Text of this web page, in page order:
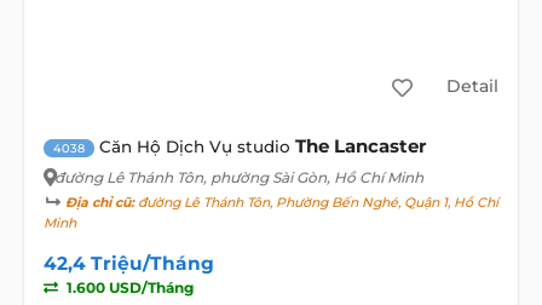
Detail
4038 Căn Hộ Dịch Vụ studio The Lancaster
đường Lê Thánh Tôn, phường Sài Gòn, Hồ Chí Minh
Địa chỉ cũ:đường Lê Thánh Tôn, Phường Bến Nghé, Quận 1, Hồ Chí
Minh
42,4 Triệu/Tháng
1.600 USD/Tháng